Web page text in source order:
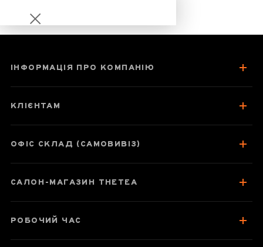
Гу Шу Ча Хуа
Про чай
Корисні властивості:
Смак, аромат, колір
Як заварювати
ІНФОРМАЦІЯ ПРО КОМПАНІЮ
КЛІЄНТАМ
ОФІС СКЛАД (САМОВИВІЗ)
САЛОН-МАГАЗИН THETEA
РОБОЧИЙ ЧАС